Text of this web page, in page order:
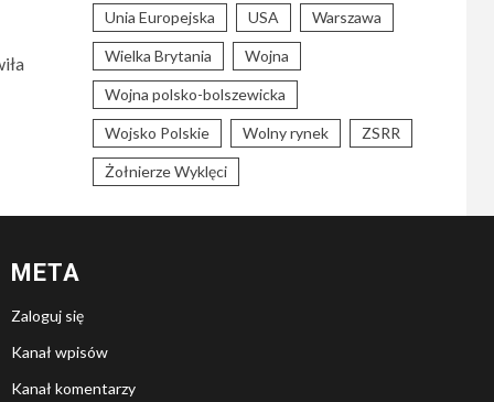
Unia Europejska USA Warszawa
Wielka Brytania Wojna
Wojna polsko-bolszewicka
Wojsko Polskie Wolny rynek ZSRR
Żołnierze Wyklęci
META
Zaloguj się
Kanał wpisów
Kanał komentarzy